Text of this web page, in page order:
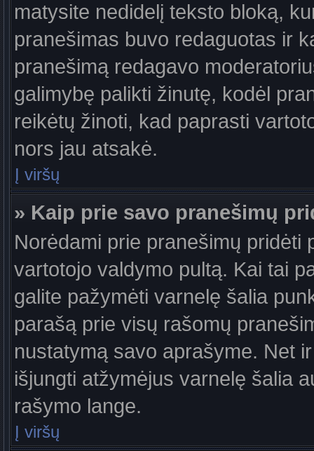
matysite nedidelį teksto bloką,
pranešimas buvo redaguotas ir
pranešimą redagavo
galimybę palikti žinutę, kodėl
reikėtų žinoti, kad paprasti
nors jau atsakė.
Į viršų
» Kaip prie savo pranešimų
Norėdami prie pranešimų pridėti
vartotojo valdymo pultą. Kai tai
galite pažymėti varnelę šalia
parašą prie visų rašomų
nustatymą savo aprašyme. Net
išjungti atžymėjus varnelę šalia
rašymo lange.
Į viršų